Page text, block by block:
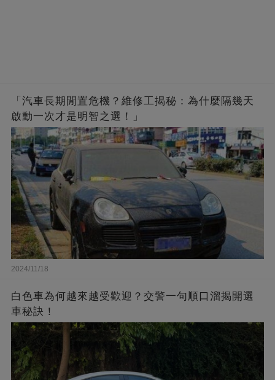
「汽車長期閒置危機？維修工揭秘：為什麼隔幾天
啟動一次才是明智之選！」
2024/11/18
白色車為何越來越受歡迎？交警一句順口溜揭開選
車秘訣！